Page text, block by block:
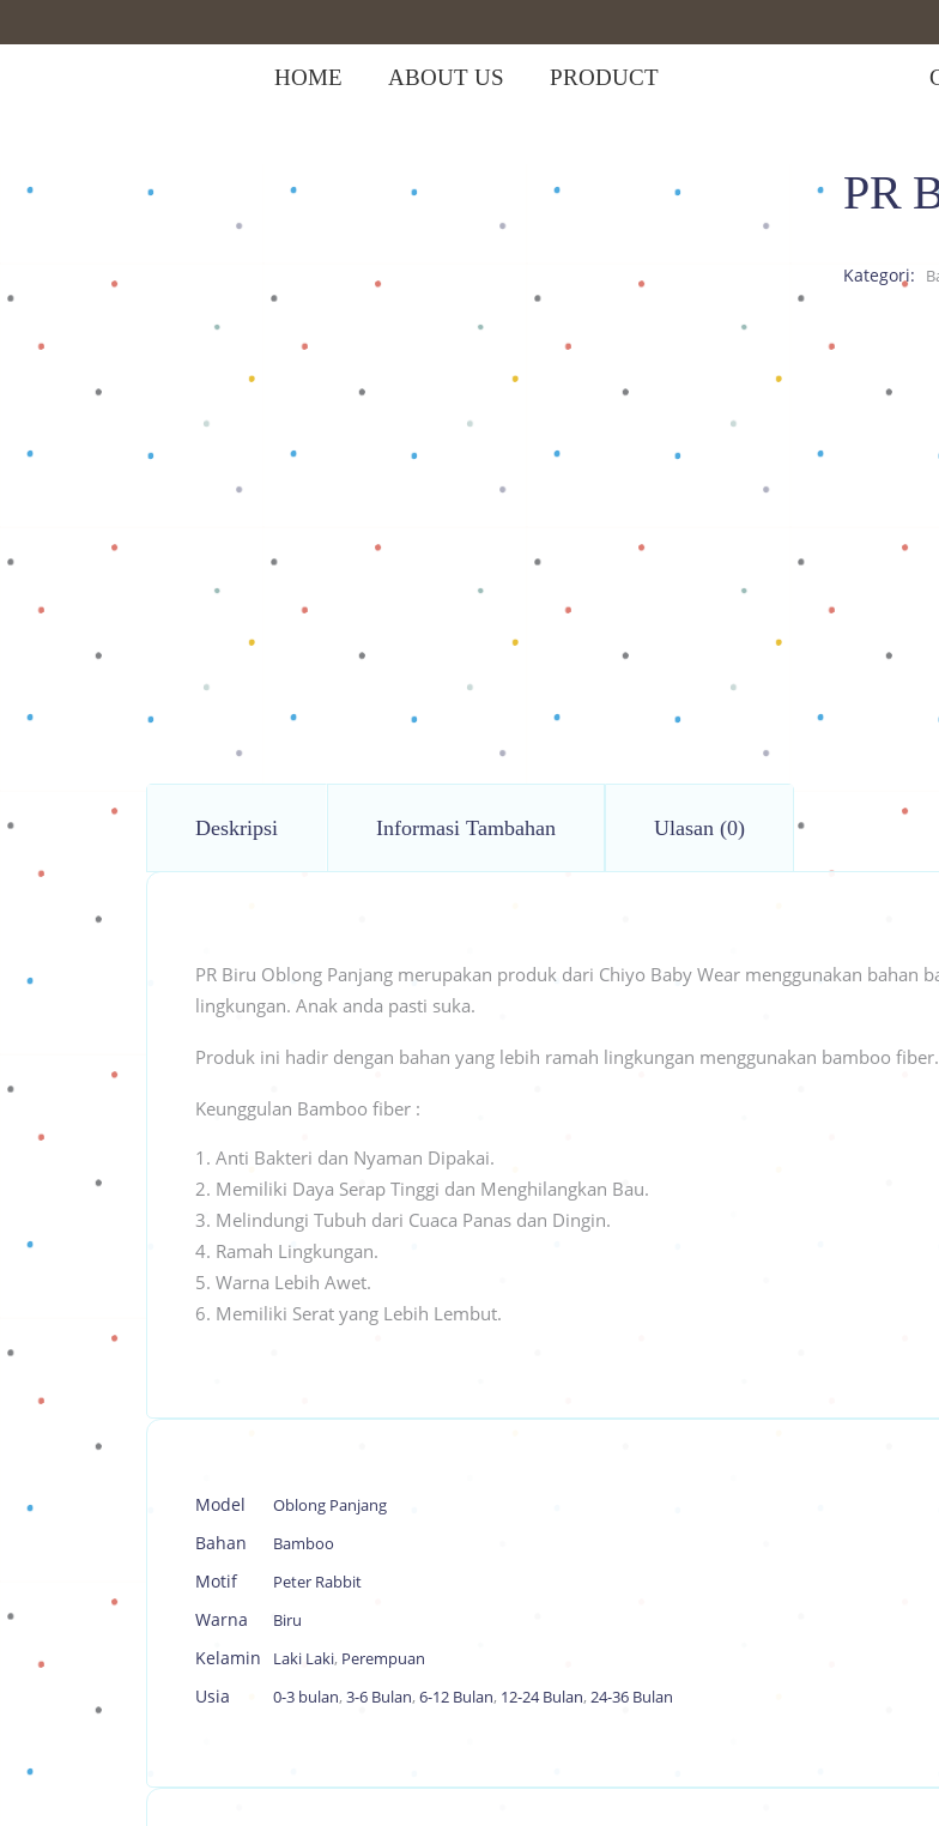
HOME ABOUT US PRODUCT
Shop> ,Tops PR Biru Oblong Panjang PR
Kategori:
Deskripsi Informasi Tambahan Ulasan (0)
PR Biru Oblong Panjang merupakan produk dari Chiyo Baby Wear menggunakan bahan
lingkungan. Anak anda pasti suka.
Produk ini hadir dengan bahan yang lebih ramah lingkungan menggunakan bamboo fiber.
Keunggulan Bamboo fiber :
Anti Bakteri dan Nyaman Dipakai.
Memiliki Daya Serap Tinggi dan Menghilangkan Bau.
Melindungi Tubuh dari Cuaca Panas dan Dingin.
Ramah Lingkungan.
Warna Lebih Awet.
Memiliki Serat yang Lebih Lembut.
Model Oblong Panjang
Bahan Bamboo
Motif Peter Rabbit
Warna Biru
Kelamin Laki Laki, Perempuan
Usia 0-3 bulan, 3-6 Bulan, 6-12 Bulan, 12-24 Bulan, 24-36 Bulan